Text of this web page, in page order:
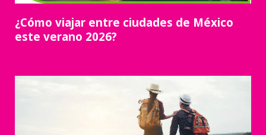
¿Cómo viajar entre ciudades de México
este verano 2026?